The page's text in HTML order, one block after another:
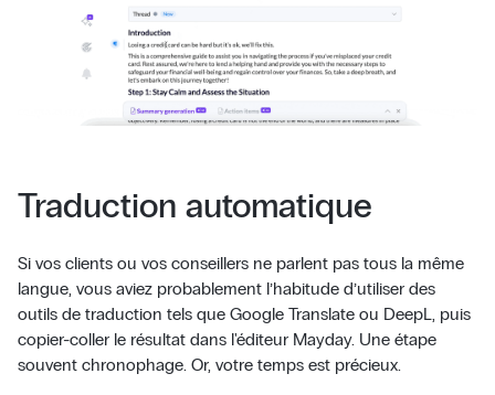
Traduction automatique
Si vos clients ou vos conseillers ne parlent pas tous la même
langue, vous aviez probablement l’habitude d’utiliser des
outils de traduction tels que Google Translate ou DeepL, puis
copier-coller le résultat dans l'éditeur Mayday. Une étape
souvent chronophage. Or, votre temps est précieux.